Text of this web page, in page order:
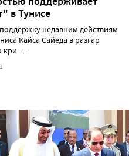
в Тунисе
недавним действиям
Кайса Сайеда в разгар
кри......